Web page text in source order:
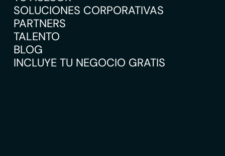
SOLUCIONES CORPORATIVAS
PARTNERS
TALENTO
BLOG
INCLUYE TU NEGOCIO GRATIS